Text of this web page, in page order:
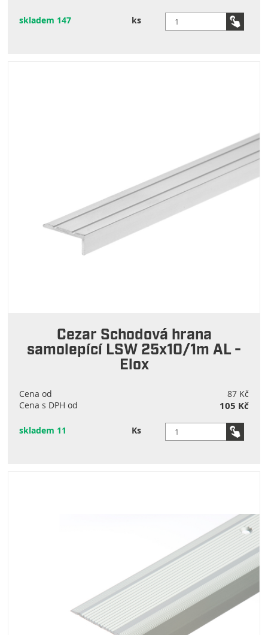
skladem 147 ks
Cezar Schodová hrana
samolepící LSW 25x10/1m AL -
Elox
Cena od
87 Kč
Cena s DPH od
105 Kč
skladem 11 Ks